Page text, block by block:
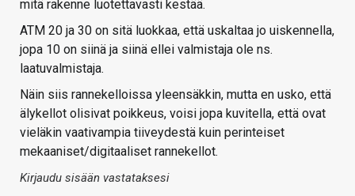
mitä rakenne luotettavasti kestää.
ATM 20 ja 30 on sitä luokkaa, että uskaltaa jo uiskennella,
jopa 10 on siinä ja siinä ellei valmistaja ole ns.
laatuvalmistaja.
Näin siis rannekelloissa yleensäkkin, mutta en usko, että
älykellot olisivat poikkeus, voisi jopa kuvitella, että ovat
vieläkin vaativampia tiiveydestä kuin perinteiset
mekaaniset/digitaaliset rannekellot.
Kirjaudu sisään vastataksesi